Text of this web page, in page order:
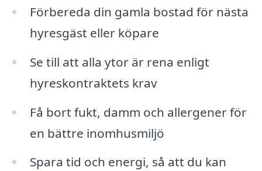
Förbereda din gamla bostad för nästa
hyresgäst eller köpare
Se till att alla ytor är rena enligt
hyreskontraktets krav
Få bort fukt, damm och allergener för
en bättre inomhusmiljö
Spara tid och energi, så att du kan